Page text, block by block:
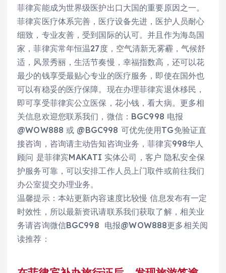
菲律宾能成为世界级医护出口大国的重要原因之一。
菲律宾医疗体系完善，医疗设备先进，医护人员耐心
细致，专业友善，受到国际的认可。并且作为海岛国
家，菲律宾常年恒温27度，空气清新无雾霾，气候舒
适，风景秀丽，生活节奏慢，幸福指数高，还可以花
最少的钱享受最贴心专业的医疗服务，即使在国外也
可以有稳妥的医疗保障。现在办理菲律宾退休移民，
即可享受菲律宾公立医保，花小钱，看大病。更多相
关信息欢迎您联系我们，微信：BGC998 电报
@WOW888 或 @BGC998 可优先使用TG免验证直
接咨询，咨询请主动告知咨询业务，菲律宾998华人
顾问 是菲律宾MAKATI 实体公司，客户 隐私安全保
护服务可靠，可以安排工作人员上门取件或前往我们
办公室提交办理业务。
温馨提示：本站更新内容速度比较慢 信息发布有一定
时效性，所以最新资讯请联系我们获取了解，相关业
务请咨询微信BGC998 电报@WOW888更多相关阅
读推荐：